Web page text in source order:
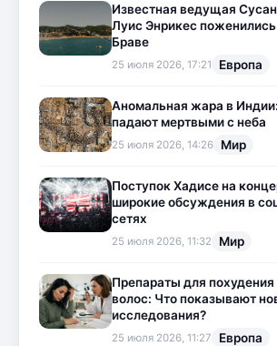
Известная ведущая
Луис Энрикес
Браве
25 июля 2026, 17:21 Европа
Аномальная жара в
падают мертвыми с неба
25 июля 2026, 14:26 Мир
Поступок Хадисе на
широкие обсуждения в
сетях
25 июля 2026, 11:32 Мир
Препараты для
волос: Что показывают
исследования?
25 июля 2026, 11:27 Европа